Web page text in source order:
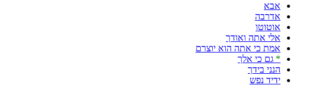
אבא
אדרבה
אוטוטו
אלי אתה ואודך
אמת כי אתה הוא יוצרם
* גם כי אלך
הנני בידך
ידיד נפש